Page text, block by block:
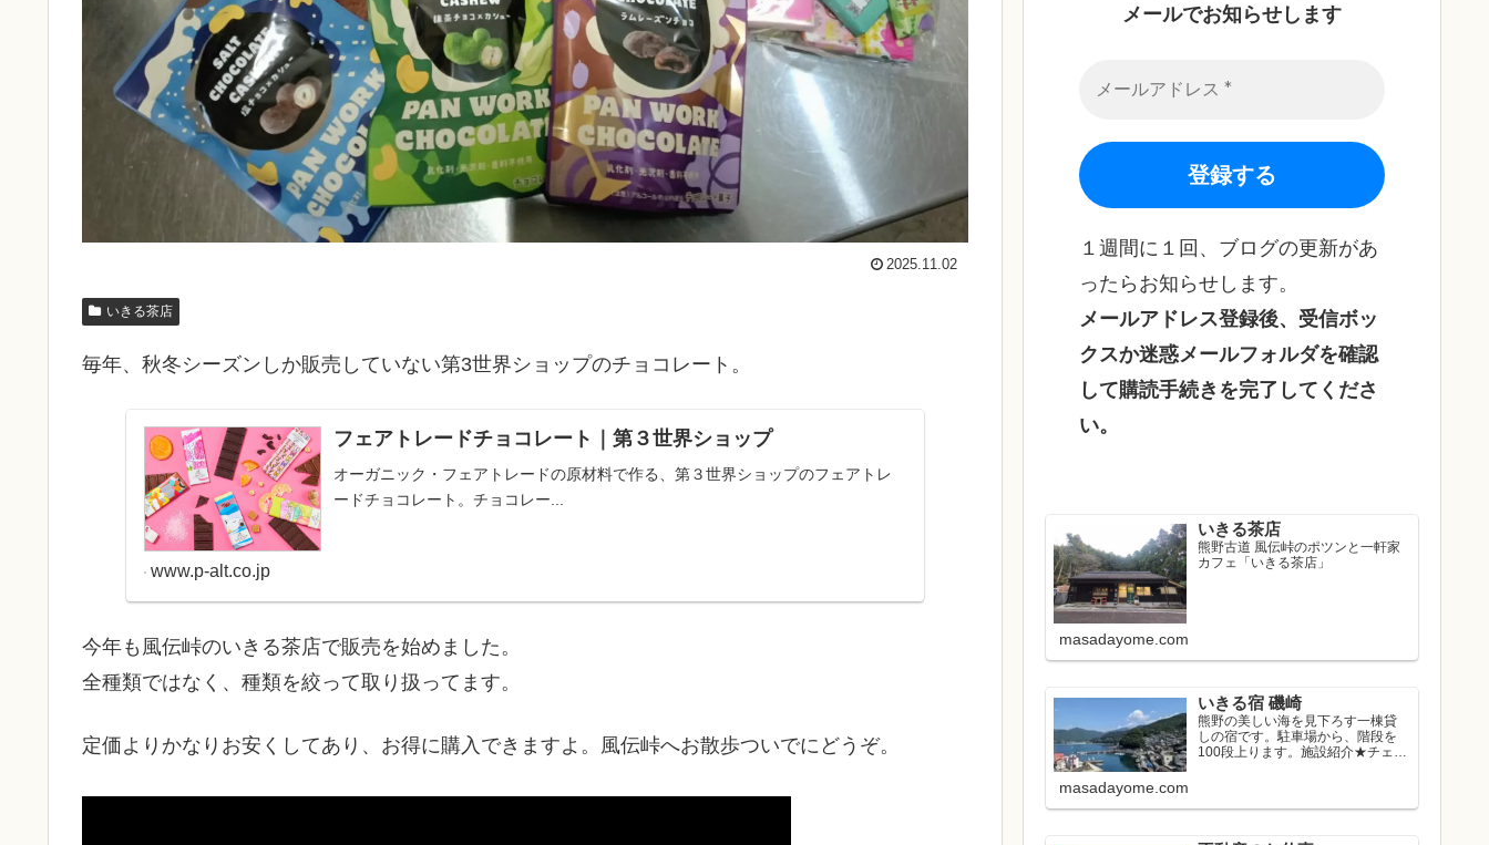
2025.11.02
いきる茶店
毎年、秋冬シーズンしか販売していない第3世界ショップのチョコレート。
フェアトレードチョコレート｜第３世界ショップ
オーガニック・フェアトレードの原材料で作る、第３世界ショップのフェアトレ
ードチョコレート。チョコレー...
www.p-alt.co.jp
今年も風伝峠のいきる茶店で販売を始めました。
全種類ではなく、種類を絞って取り扱ってます。
定価よりかなりお安くしてあり、お得に購入できますよ。風伝峠へお散歩ついでにどうぞ。
メールでお知らせします
１週間に１回、ブログの更新があ
ったらお知らせします。
メールアドレス登録後、受信ボッ
クスか迷惑メールフォルダを確認
して購読手続きを完了してくださ
い。
いきる茶店
熊野古道 風伝峠のポツンと一軒家
カフェ「いきる茶店」
masadayome.com
いきる宿 磯崎
熊野の美しい海を見下ろす一棟貸
しの宿です。駐車場から、階段を
100段上ります。施設紹介★チェッ
masadayome.com